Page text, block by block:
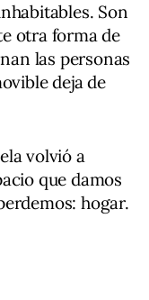
Son
otra forma de
las personas
deja de
volvió a
que damos
hogar.